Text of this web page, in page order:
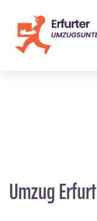
Umzug Erfurt